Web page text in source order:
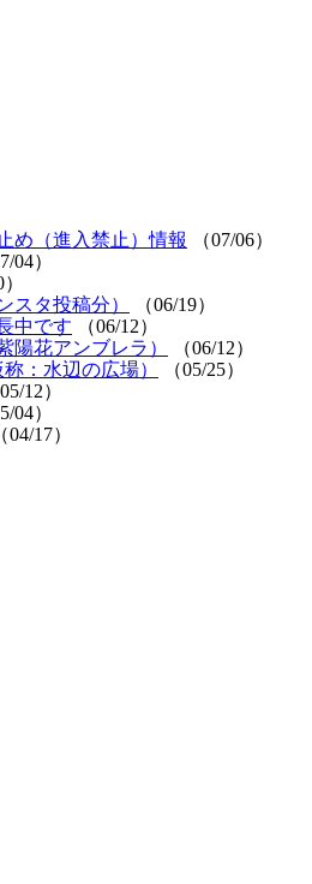
め（進入禁止）情報
（07/06）
04）
スタ投稿分）
（06/19）
中です
（06/12）
花アンブレラ）
（06/12）
：水辺の広場）
（05/25）
05/12）
04）
（04/17）